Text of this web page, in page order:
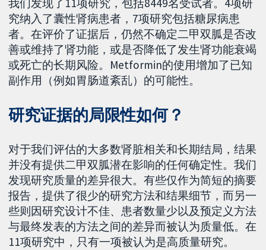
我们发现了11项研究，包括8449名受试者。4项研
究纳入了囊性肾病患者，7项研究包括糖尿病患
者。在评价了证据后，仍然不确定二甲双胍是否改
善或维持了肾功能，或是否降低了发生肾功能衰竭
或死亡的长期风险。Metformin的使用增加了已知
副作用（例如胃肠道紊乱）的可能性。
研究证据的局限性如何？
对于我们评估的大多数肾脏相关和长期结局，结果
并没有提供二甲双胍潜在影响的任何确定性。我们
发现研究质量的差异很大。有些仅作为简短的摘要
报告，提供了很少的研究方法和结果细节，而另一
些则因研究设计不佳、患者数量少以及预定义方法
与最终发表的方法之间的差异而被认为质量低。在
11项研究中，只有一项被认为是高质量研究。